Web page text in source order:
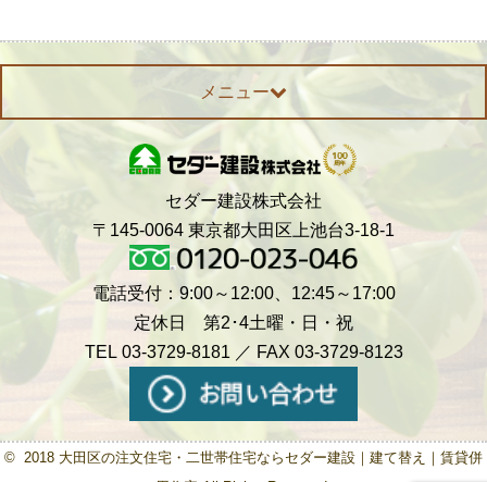
メニュー
セダー建設株式会社
〒145-0064 東京都大田区上池台3-18-1
電話受付：9:00～12:00、12:45～17:00
定休日 第2･4土曜・日・祝
TEL 03-3729-8181 ／ FAX 03-3729-8123
© 2018 大田区の注文住宅・二世帯住宅ならセダー建設｜建て替え｜賃貸併